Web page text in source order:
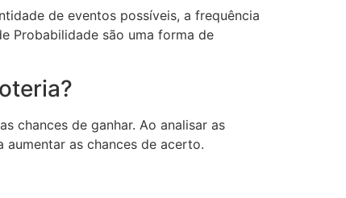
de eventos possíveis, a frequência
Probabilidade são uma forma de
chances de ganhar. Ao analisar as
as chances de acerto.